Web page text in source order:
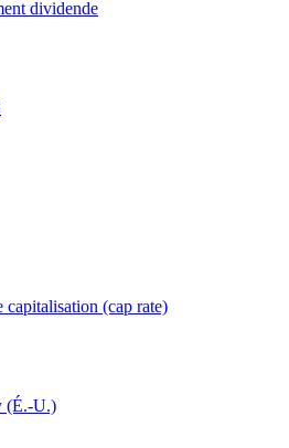
dividende
capitalisation (cap rate)
(É.-U.)